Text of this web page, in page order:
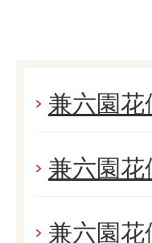
兼六園
兼六園
兼六園